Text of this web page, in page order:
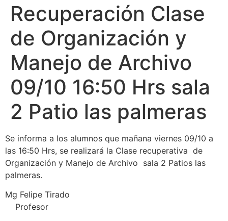
Recuperación Clase
de Organización y
Manejo de Archivo
09/10 16:50 Hrs sala
2 Patio las palmeras
Se informa a los alumnos que mañana viernes 09/10 a
las 16:50 Hrs, se realizará la Clase recuperativa de
Organización y Manejo de Archivo sala 2 Patios las
palmeras.
Mg Felipe Tirado
Profesor